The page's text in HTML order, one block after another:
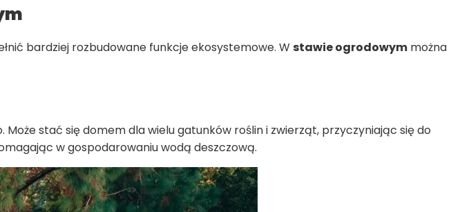
bardziej rozbudowane funkcje ekosystemowe. W stawie ogrodowym można
stać się domem dla wielu gatunków roślin i zwierząt, przyczyniając się do
w gospodarowaniu wodą deszczową.